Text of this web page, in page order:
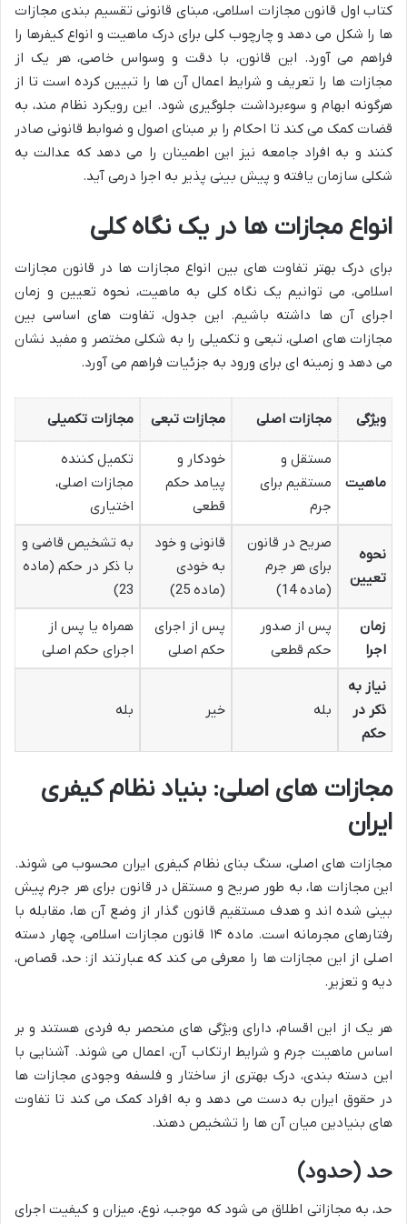
کتاب اول قانون مجازات اسلامی، مبنای قانونی تقسیم بندی مجازات
ها را شکل می دهد و چارچوب کلی برای درک ماهیت و انواع کیفرها را
فراهم می آورد. این قانون، با دقت و وسواس خاصی، هر یک از
مجازات ها را تعریف و شرایط اعمال آن ها را تبیین کرده است تا از
هرگونه ابهام و سوءبرداشت جلوگیری شود. این رویکرد نظام مند، به
قضات کمک می کند تا احکام را بر مبنای اصول و ضوابط قانونی صادر
کنند و به افراد جامعه نیز این اطمینان را می دهد که عدالت به
شکلی سازمان یافته و پیش بینی پذیر به اجرا درمی آید.
انواع مجازات ها در یک نگاه کلی
برای درک بهتر تفاوت های بین انواع مجازات ها در قانون مجازات
اسلامی، می توانیم یک نگاه کلی به ماهیت، نحوه تعیین و زمان
اجرای آن ها داشته باشیم. این جدول، تفاوت های اساسی بین
مجازات های اصلی، تبعی و تکمیلی را به شکلی مختصر و مفید نشان
می دهد و زمینه ای برای ورود به جزئیات فراهم می آورد.
ویژگی مجازات اصلی مجازات تبعی مجازات تکمیلی
ماهیت
مستقل و
مستقیم برای
جرم
خودکار و
پیامد حکم
قطعی
تکمیل کننده
مجازات اصلی،
اختیاری
نحوه
تعیین
صریح در قانون
برای هر جرم
(ماده 14)
قانونی و خود
به خودی
(ماده 25)
به تشخیص قاضی و
با ذکر در حکم (ماده
23)
زمان
اجرا
پس از صدور
حکم قطعی
پس از اجرای
حکم اصلی
همراه یا پس از
اجرای حکم اصلی
نیاز به
ذکر در
حکم
بله خیر بله
مجازات های اصلی: بنیاد نظام کیفری
ایران
مجازات های اصلی، سنگ بنای نظام کیفری ایران محسوب می شوند.
این مجازات ها، به طور صریح و مستقل در قانون برای هر جرم پیش
بینی شده اند و هدف مستقیم قانون گذار از وضع آن ها، مقابله با
رفتارهای مجرمانه است. ماده ۱۴ قانون مجازات اسلامی، چهار دسته
اصلی از این مجازات ها را معرفی می کند که عبارتند از: حد، قصاص،
دیه و تعزیر.
هر یک از این اقسام، دارای ویژگی های منحصر به فردی هستند و بر
اساس ماهیت جرم و شرایط ارتکاب آن، اعمال می شوند. آشنایی با
این دسته بندی، درک بهتری از ساختار و فلسفه وجودی مجازات ها
در حقوق ایران به دست می دهد و به افراد کمک می کند تا تفاوت
های بنیادین میان آن ها را تشخیص دهند.
حد (حدود)
حد، به مجازاتی اطلاق می شود که موجب، نوع، میزان و کیفیت اجرای